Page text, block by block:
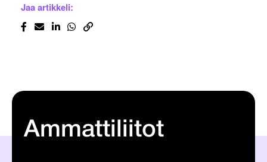
Jaa artikkeli:
Ammattiliitot